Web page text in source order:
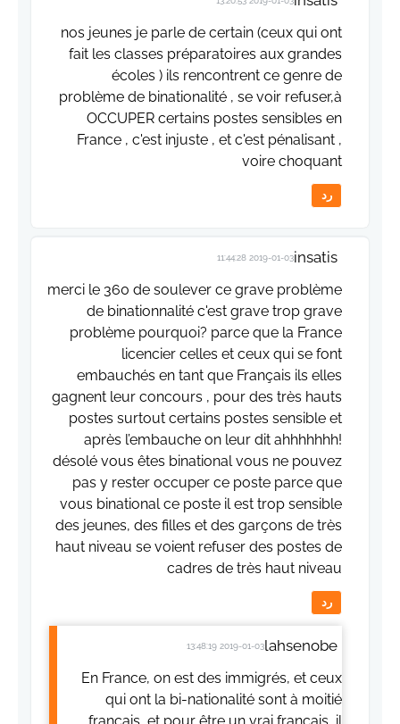
nos jeunes je parle de certain (ceux qui ont
fait les classes préparatoires aux grandes
écoles ) ils rencontrent ce genre de
problème de binationalité , se voir refuser,à
OCCUPER certains postes sensibles en
France , c'est injuste , et c'est pénalisant ,
voire choquant
رد
insatis
2019-01-03 11:44:28
merci le 360 de soulever ce grave problème
de binationnalité c'est grave trop grave
problème pourquoi? parce que la France
licencier celles et ceux qui se font
embauchés en tant que Français ils elles
gagnent leur concours , pour des très hauts
postes surtout certains postes sensible et
après l’embauche on leur dit ahhhhhhh!
désolé vous êtes binational vous ne pouvez
pas y rester occuper ce poste parce que
vous binational ce poste il est trop sensible
des jeunes, des filles et des garçons de très
haut niveau se voient refuser des postes de
cadres de très haut niveau
رد
lahsenobe
2019-01-03 13:48:19
En France, on est des immigrés, et ceux
qui ont la bi-nationalité sont à moitié